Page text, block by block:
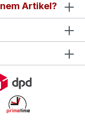
Artikel?